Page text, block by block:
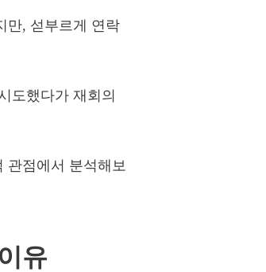
만, 섣부르게 연락
도했다가 재회의
관점에서 분석해보
유